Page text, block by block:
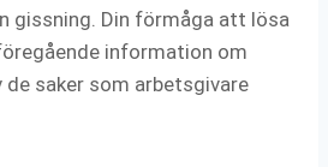
gissning. Din förmåga att lösa
information om
de saker som arbetsgivare